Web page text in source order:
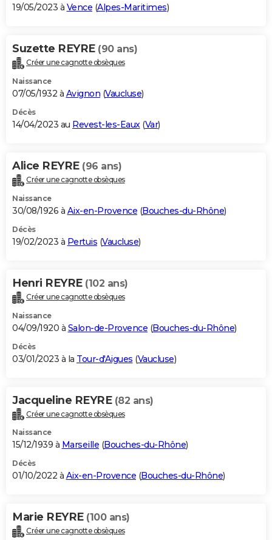
19/05/2023 à Vence (Alpes-Maritimes)
Suzette REYRE (90 ans)
Créer une cagnotte obsèques
Naissance
07/05/1932 à Avignon (Vaucluse)
Décès
14/04/2023 au Revest-les-Eaux(Var)
Alice REYRE (96 ans)
Créer une cagnotte obsèques
Naissance
30/08/1926 à Aix-en-Provence (Bouches-du-Rhône)
Décès
19/02/2023 à Pertuis (Vaucluse)
Henri REYRE (102 ans)
Créer une cagnotte obsèques
Naissance
04/09/1920 à Salon-de-Provence (Bouches-du-Rhône)
Décès
03/01/2023 à la Tour-d'Aigues (Vaucluse)
Jacqueline REYRE (82 ans)
Créer une cagnotte obsèques
Naissance
15/12/1939 à Marseille (Bouches-du-Rhône)
Décès
01/10/2022 à Aix-en-Provence (Bouches-du-Rhône)
Marie REYRE (100 ans)
Créer une cagnotte obsèques